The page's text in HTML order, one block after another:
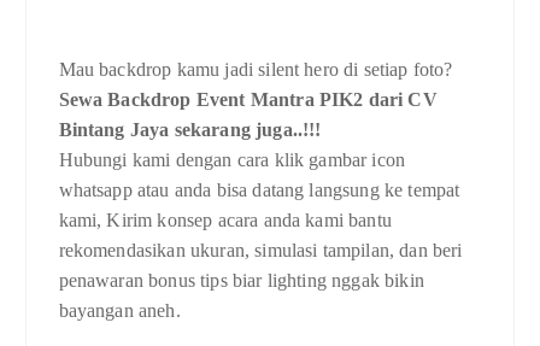
Mau backdrop kamu jadi silent hero di setiap foto?
Sewa Backdrop Event Mantra PIK2 dari CV
Bintang Jaya sekarang juga..!!!
Hubungi kami dengan cara klik gambar icon
whatsapp atau anda bisa datang langsung ke tempat
kami, Kirim konsep acara anda kami bantu
rekomendasikan ukuran, simulasi tampilan, dan beri
penawaran bonus tips biar lighting nggak bikin
bayangan aneh.